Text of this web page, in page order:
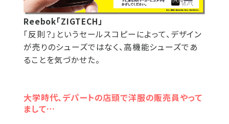
Reebok「ZIGTECH」
「反則？」というセールスコピーによって、デザイン
が売りのシューズではなく、高機能シューズであ
ることを気づかせた。
大学時代、デパートの店頭で洋服の販売員やって
まして…